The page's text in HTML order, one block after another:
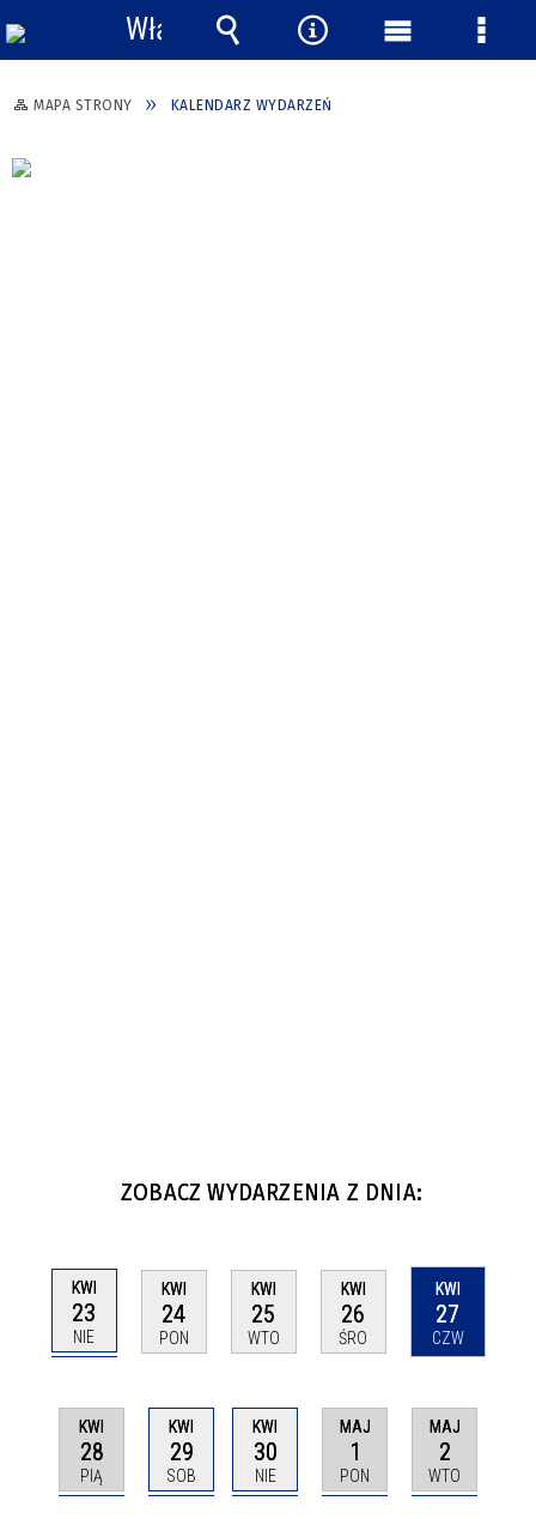
MAPA STRONY KALENDARZ WYDARZEŃ
ZOBACZ WYDARZENIA Z DNIA:
KWI
23
NIE
KWI
24
PON
KWI
25
WTO
KWI
26
ŚRO
KWI
27
CZW
KWI
28
PIĄ
KWI
29
SOB
KWI
30
NIE
MAJ
1
PON
MAJ
2
WTO
Włącz
powiadomienia
Wyszukiwarka
Narzędzia
Menu Menu